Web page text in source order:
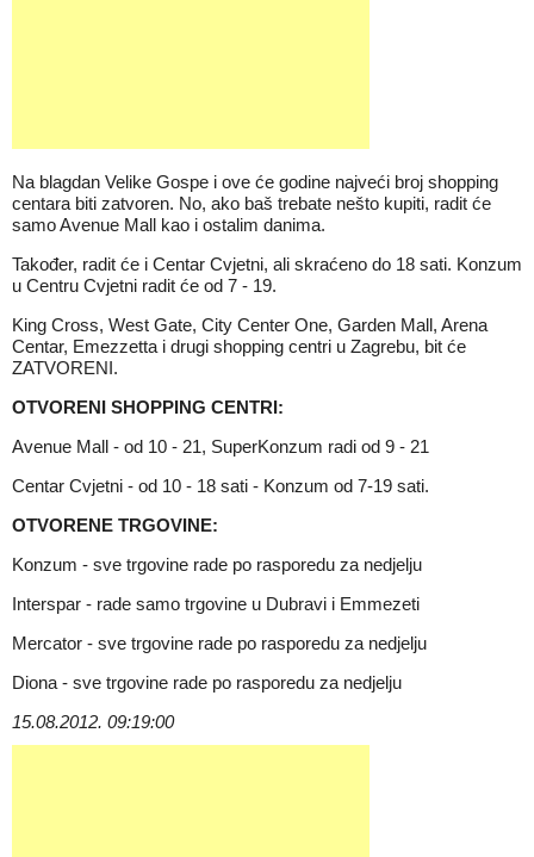
Na blagdan Velike Gospe i ove će godine najveći broj shopping
centara biti zatvoren. No, ako baš trebate nešto kupiti, radit će
samo Avenue Mall kao i ostalim danima.
Također, radit će i Centar Cvjetni, ali skraćeno do 18 sati. Konzum
u Centru Cvjetni radit će od 7 - 19.
King Cross, West Gate, City Center One, Garden Mall, Arena
Centar, Emezzetta i drugi shopping centri u Zagrebu, bit će
ZATVORENI.
OTVORENI SHOPPING CENTRI:
Avenue Mall - od 10 - 21, SuperKonzum radi od 9 - 21
Centar Cvjetni - od 10 - 18 sati - Konzum od 7-19 sati.
OTVORENE TRGOVINE:
Konzum - sve trgovine rade po rasporedu za nedjelju
Interspar - rade samo trgovine u Dubravi i Emmezeti
Mercator - sve trgovine rade po rasporedu za nedjelju
Diona - sve trgovine rade po rasporedu za nedjelju
15.08.2012. 09:19:00